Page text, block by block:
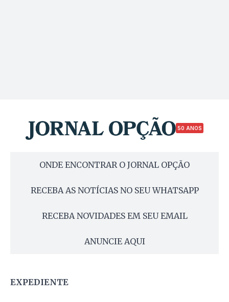
50 ANOS
ONDE ENCONTRAR O JORNAL OPÇÃO
RECEBA AS NOTÍCIAS NO SEU WHATSAPP
RECEBA NOVIDADES EM SEU EMAIL
ANUNCIE AQUI
EXPEDIENTE